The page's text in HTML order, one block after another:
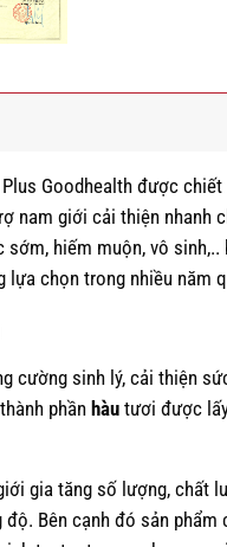
Goodhealth được
nam giới cải thiện nhanh
sớm, hiếm muộn, vô
chọn trong nhiều năm
cường sinh lý, cải thiện
phần hàu tươi được
gia tăng số lượng, chất
độ. Bên cạnh đó sản